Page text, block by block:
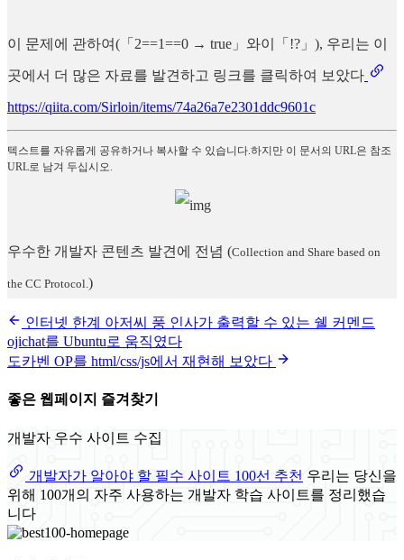
이 문제에 관하여(「2==1==0 → true」와이「!?」), 우리는 이
곳에서 더 많은 자료를 발견하고 링크를 클릭하여 보았다
https://qiita.com/Sirloin/items/74a26a7e2301ddc9601c
텍스트를 자유롭게 공유하거나 복사할 수 있습니다.하지만 이 문서의 URL은 참조
URL로 남겨 두십시오.
우수한 개발자 콘텐츠 발견에 전념 (Collection and Share based on
the CC Protocol.)
인터넷 한계 아저씨 풍 인사가 출력할 수 있는 쉘 커멘드
ojichat를 Ubuntu로 움직였다
도카벤 OP를 html/css/js에서 재현해 보았다
좋은 웹페이지 즐겨찾기
개발자 우수 사이트 수집
개발자가 알아야 할 필수 사이트 100선 추천 우리는 당신을
위해 100개의 자주 사용하는 개발자 학습 사이트를 정리했습
니다